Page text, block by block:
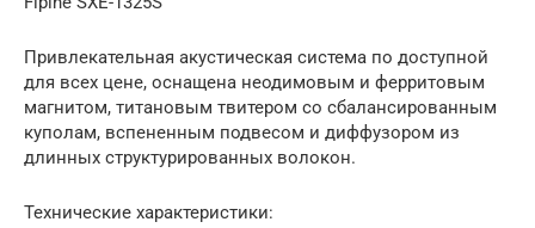
Привлекательная акустическая система по доступной
для всех цене, оснащена неодимовым и ферритовым
магнитом, титановым твитером со сбалансированным
куполам, вспененным подвесом и диффузором из
длинных структурированных волокон.
Технические характеристики: